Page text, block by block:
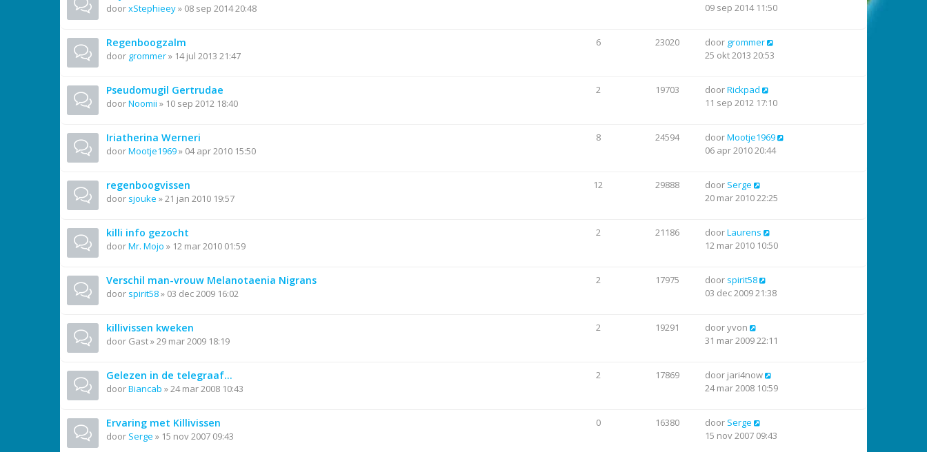
doorxStephieey» 08 sep 2014 20:48
09 sep 2014 11:50
Regenboogzalm
door grommer» 14 jul 2013 21:47
6 23020 door grommer
25 okt 2013 20:53
Pseudomugil Gertrudae
doorNoomii » 10 sep 2012 18:40
2 19703 doorRickpad
11 sep 2012 17:10
Iriatherina Werneri
doorMootje1969» 04 apr 2010 15:50
8 24594 doorMootje1969
06 apr 2010 20:44
regenboogvissen
door sjouke »21 jan 2010 19:57
12 29888 door Serge
20 mar 2010 22:25
killi info gezocht
doorMr. Mojo » 12 mar 2010 01:59
2 21186 doorLaurens
12 mar 2010 10:50
Verschil man-vrouw Melanotaenia Nigrans
door spirit58» 03 dec 2009 16:02
2 17975 door spirit58
03 dec 2009 21:38
killivissen kweken
door Gast»29 mar 2009 18:19
2 19291 dooryvon
31 mar 2009 22:11
Gelezen in de telegraaf...
doorBiancab »24 mar 2008 10:43
2 17869 door jari4now
24 mar 2008 10:59
Ervaring met Killivissen
door Serge » 15 nov 2007 09:43
0 16380 door Serge
15 nov 2007 09:43